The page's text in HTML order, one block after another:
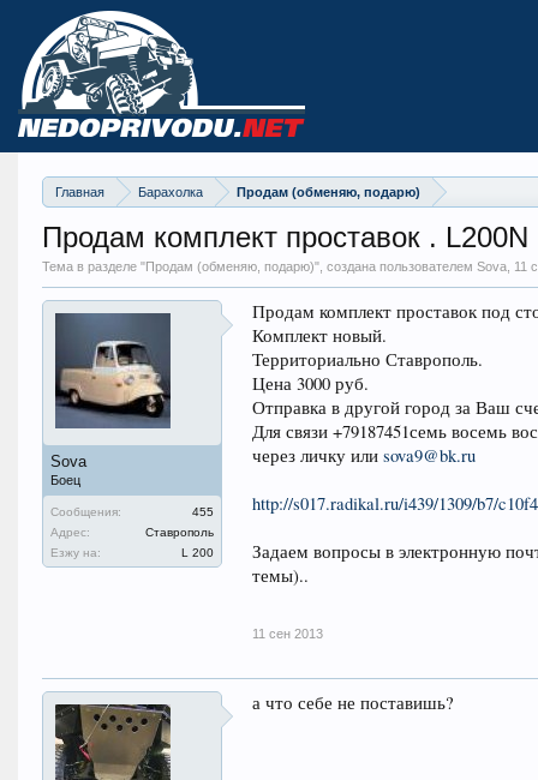
Главная Барахолка Продам (обменяю, подарю)
Продам комплект проставок . L200N
Тема в разделе "Продам (обменяю, подарю)", создана пользователем Sova, 11
Sova
Боец
Сообщения:
455
Адрес:
Ставрополь
Езжу на:
L 200
Продам комплект проставок под
Комплект новый.
Территориально Ставрополь.
Цена 3000 руб.
Отправка в другой город за Ваш
Для связи +79187451семь восемь
через личку или sova9@bk.ru
http://s017.radikal.ru/i439/1309/b7/
Задаем вопросы в электронную
темы)..
11 сен 2013
а что себе не поставишь?